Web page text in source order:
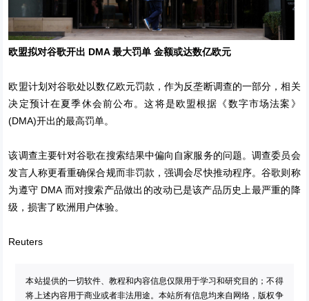
欧盟拟对谷歌开出 DMA 最大罚单 金额或达数亿欧元
欧盟计划对谷歌处以数亿欧元罚款，作为反垄断调查的一部分，相关
决定预计在夏季休会前公布。这将是欧盟根据《数字市场法案》
(DMA)开出的最高罚单。
该调查主要针对谷歌在搜索结果中偏向自家服务的问题。调查委员会
发言人称更看重确保合规而非罚款，强调会尽快推动程序。谷歌则称
为遵守 DMA 而对搜索产品做出的改动已是该产品历史上最严重的降
级，损害了欧洲用户体验。
Reuters
本站提供的一切软件、教程和内容信息仅限用于学习和研究目的；不得
将上述内容用于商业或者非法用途。本站所有信息均来自网络，版权争